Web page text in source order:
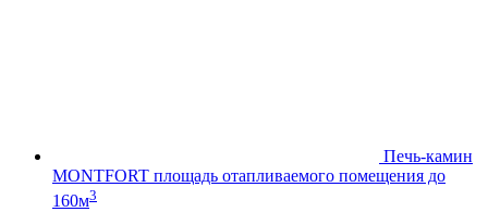
Печь-камин
MONTFORT площадь отапливаемого помещения до
160м3